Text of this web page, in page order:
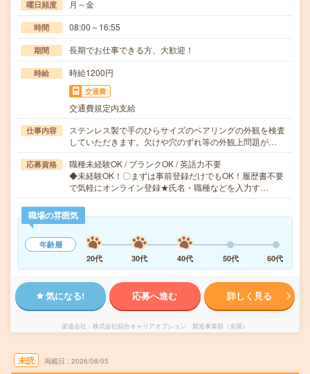
曜日頻度 月～金
時間 08:00～16:55
期間 長期でお仕事できる方、大歓迎！
時給 時給1200円
交通費
交通費規定内支給
仕事内容
ステンレス製で手のひらサイズのベアリングの外観を検査
していただきます。欠けや穴のずれ等の外観上問題が…
応募資格
職種未経験OK / ブランクOK / 英語力不要
◆未経験OK！〇まずは事前登録だけでもOK！履歴書不要
で気軽にオンライン登録★氏名・職種などを入力す…
職場の雰囲気
年齢層
20代
30代 40代 50代 60代
気になる! 応募へ進む 詳しく見る
派遣会社 株式会社綜合キャリアオプション 製造事業部（全国）
未読 掲載日 2026/08/05